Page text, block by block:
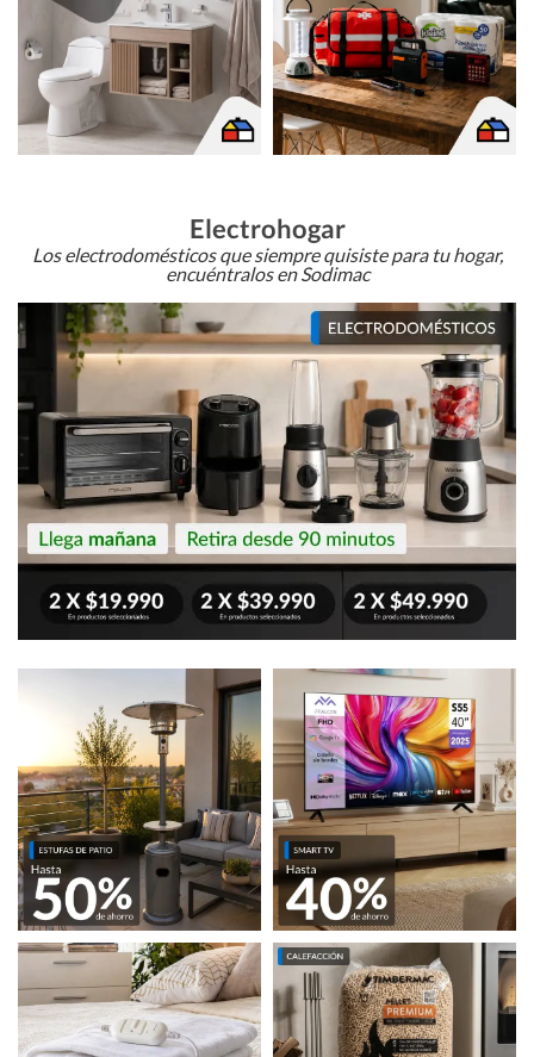
Electrohogar
Los electrodomésticos que siempre quisiste para tu hogar,
encuéntralos en Sodimac